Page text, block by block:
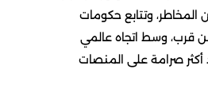
المخاطر، وتتابع حكومات
قرب، وسط اتجاه عالمي
صرامة على المنصات